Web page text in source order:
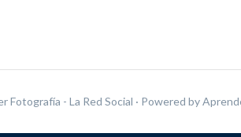
Fotografía - La Red Social · Powered by